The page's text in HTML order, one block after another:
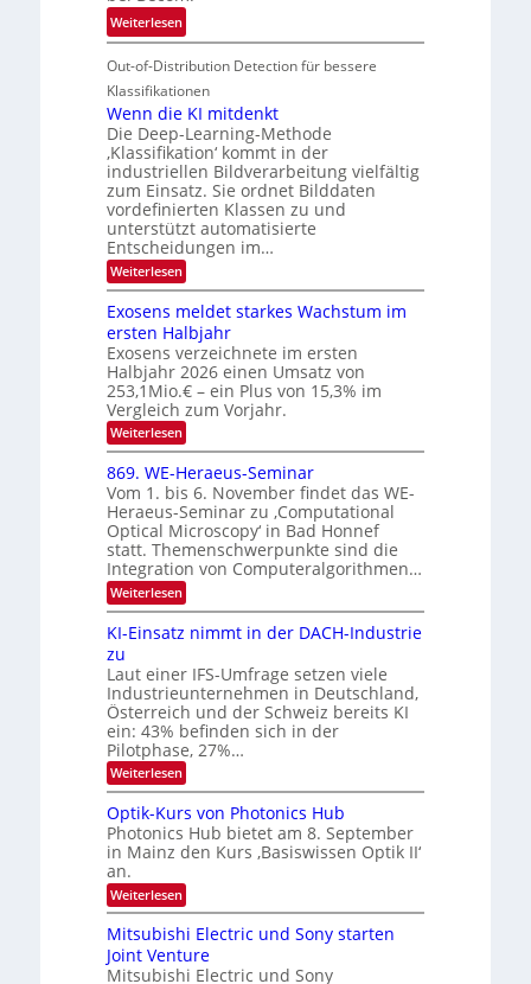
i
t
e
I
S
I
O
N
T
e
c
h
T
a
l
k
s
o
u
r
n
a
u
d
e
r
V
I
S
I
O
N
2
0
2
6
Weiterlesen:
T
a
g
u
n
g
z
u
E
l
e
k
t
r
o
n
i
k
-
u
n
d
B
i
l
d
v
r
a
r
b
e
i
t
u
n
s
T
r
Out-of-Distribution Detection für bessere
Klassifikationen
Wenn die KI mitdenkt
Die Deep-Learning-Methode
‚Klassifikation‘ kommt in der
industriellen Bildverarbeitung vielfältig
zum Einsatz. Sie ordnet Bilddaten
vordefinierten Klassen zu und
unterstützt automatisierte
Entscheidungen im…
Weiterlesen:
W
n
n
d
i
e
K
I
m
i
t
e
n
k
t
Exosens meldet starkes Wachstum im
ersten Halbjahr
Exosens verzeichnete im ersten
Halbjahr 2026 einen Umsatz von
253,1Mio.€ – ein Plus von 15,3% im
Vergleich zum Vorjahr.
Weiterlesen:
E
x
o
s
e
n
s
m
e
l
d
e
t
a
r
k
e
s
W
a
c
h
s
t
u
m
i
m
e
r
s
869. WE-Heraeus-Seminar
Vom 1. bis 6. November findet das WE-
Heraeus-Seminar zu ‚Computational
Optical Microscopy‘ in Bad Honnef
statt. Themenschwerpunkte sind die
Integration von Computeralgorithmen…
Weiterlesen:
8
9
W
E
-
H
e
r
a
e
u
s
-
S
m
i
a
r
KI-Einsatz nimmt in der DACH-Industrie
zu
Laut einer IFS-Umfrage setzen viele
Industrieunternehmen in Deutschland,
Österreich und der Schweiz bereits KI
ein: 43% befinden sich in der
Pilotphase, 27%…
Weiterlesen:
K
-
E
i
s
a
z
n
i
Optik-Kurs von Photonics Hub
Photonics Hub bietet am 8. September
in Mainz den Kurs ‚Basiswissen Optik II‘
an.
Weiterlesen:
O
p
t
i
k
Mitsubishi Electric und Sony starten
Joint Venture
Mitsubishi Electric und Sony